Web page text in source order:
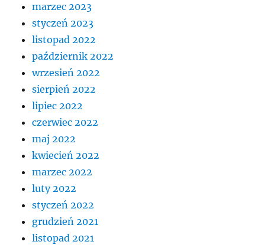
marzec 2023
styczeń 2023
listopad 2022
październik 2022
wrzesień 2022
sierpień 2022
lipiec 2022
czerwiec 2022
maj 2022
kwiecień 2022
marzec 2022
luty 2022
styczeń 2022
grudzień 2021
listopad 2021